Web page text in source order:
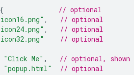
{
// optional
,
// optional
,
// optional
// optional
"Click Me" ,
// optional,
"popup.html"
// optional